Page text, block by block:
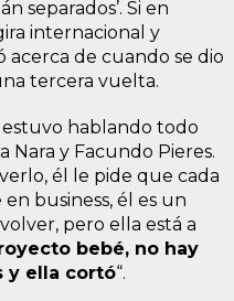
separados’. Si en
internacional y
acerca de cuando se dio
tercera vuelta.
hablando todo
Nara y Facundo Pieres.
él le pide que cada
en business, él es un
pero ella está a
bebé, no hay
y ella cortó“.